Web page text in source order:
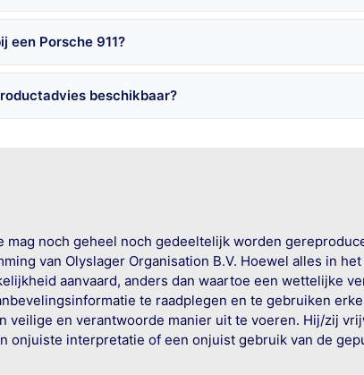
een Porsche 911?
beschikbaar?
noch geheel noch gedeeltelijk worden
van Olyslager Organisation B.V. Hoewel alles in
aanvaard, anders dan waartoe een wettelijke
te raadplegen en te gebruiken
veilige en verantwoorde manier uit te voeren. Hij/zij
onjuiste interpretatie of een onjuist gebruik van de